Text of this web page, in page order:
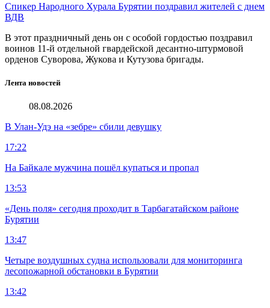
Спикер Народного Хурала Бурятии поздравил жителей с днем
ВДВ
В этот праздничный день он с особой гордостью поздравил
воинов 11-й отдельной гвардейской десантно-штурмовой
орденов Суворова, Жукова и Кутузова бригады.
Лента новостей
08.08.2026
В Улан-Удэ на «зебре» сбили девушку
17:22
На Байкале мужчина пошёл купаться и пропал
13:53
«День поля» сегодня проходит в Тарбагатайском районе
Бурятии
13:47
Четыре воздушных судна использовали для мониторинга
лесопожарной обстановки в Бурятии
13:42